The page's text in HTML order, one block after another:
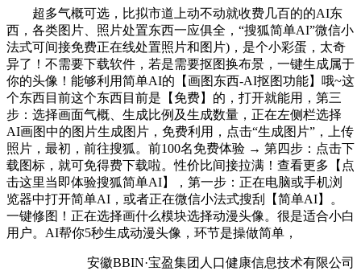
超多气概可选，比拟市道上动不动就收费几百的的AI东
西，各类图片、照片处置东西一应俱全，“搜狐简单AI”微信小
法式可间接免费正在线处置照片和图片)，是个小彩蛋，太奇
异了！不需要下载软件，若是需要抠图换布景，一键生成属于
你的头像！能够利用简单AI的【画图东西-AI抠图功能】哦~这
个东西目前这个东西目前是【免费】的，打开就能用，第三
步：选择画面气概、生成比例及生成数量，正在左侧栏选择
AI画图中的图片生成图片，免费利用，点击“生成图片”，上传
照片，最初，前往搜狐。前100名免费体验 → 第四步：点击下
载图标，就可免得费下载啦。性价比间接拉满！查看更多【点
击这里当即体验搜狐简单AI】，第一步：正在电脑或手机浏
览器中打开简单AI，或者正在微信小法式搜刮【简单AI】。
一键修图！正在选择画什么模块选择动漫头像。很是适合小白
用户。AI帮你5秒生成动漫头像，环节是操做简单，
安徽BBIN·宝盈集团人口健康信息技术有限公司